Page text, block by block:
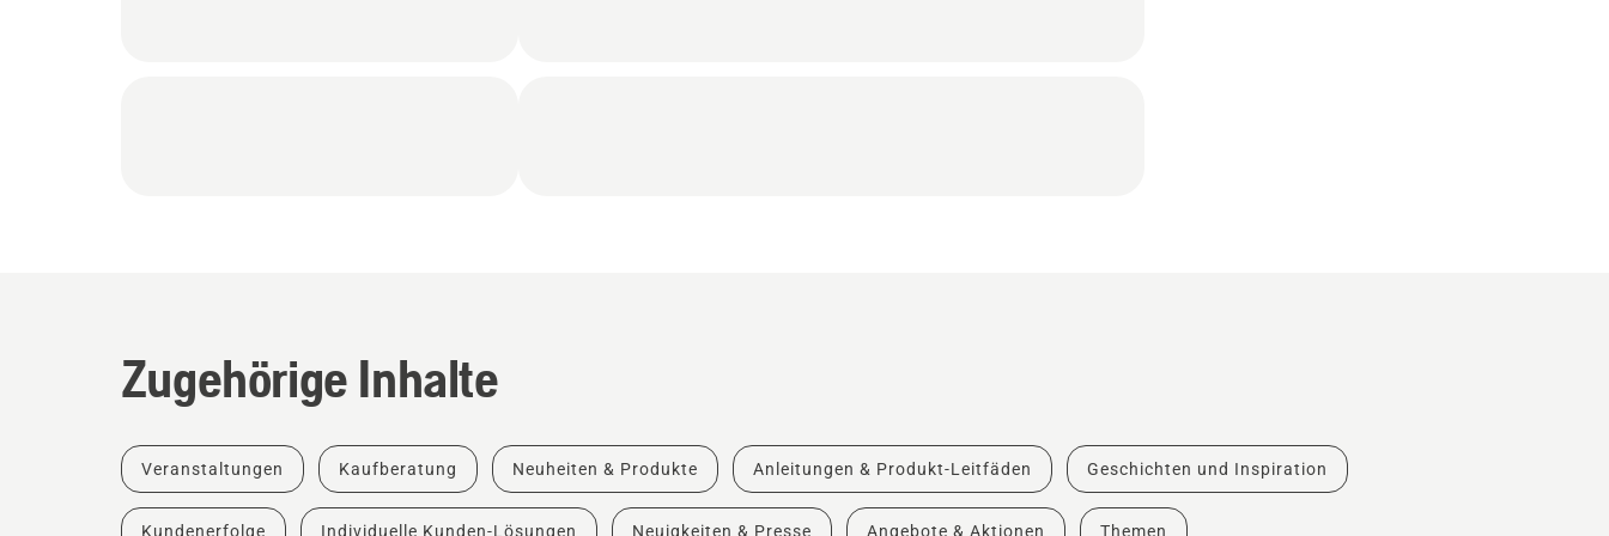
Zugehörige Inhalte
Veranstaltungen Kaufberatung Neuheiten & Produkte Anleitungen & Produkt-Leitfäden Geschichten und Inspiration
Kundenerfolge Individuelle Kunden-Lösungen Neuigkeiten & Presse Angebote & Aktionen Themen